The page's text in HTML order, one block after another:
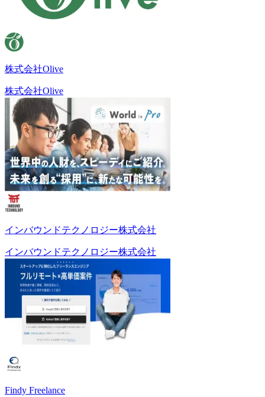
株式会社Olive
株式会社Olive
インバウンドテクノロジー株式会社
インバウンドテクノロジー株式会社
Findy Freelance